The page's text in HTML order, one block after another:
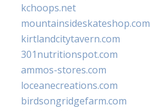
kchoops.net
mountainsideskateshop.com
kirtlandcitytavern.com
301nutritionspot.com
ammos-stores.com
loceanecreations.com
birdsongridgefarm.com